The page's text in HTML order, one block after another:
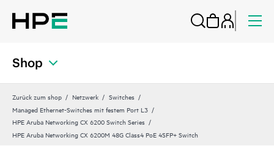
Shop
Zurück zum shop Netzwerk
Switches
Managed Ethernet-Switches mit festem Port L3
HPE Aruba Networking CX 6200 Switch Series
HPE Aruba Networking CX 6200M 48G Class4 PoE 4SFP+ Switch